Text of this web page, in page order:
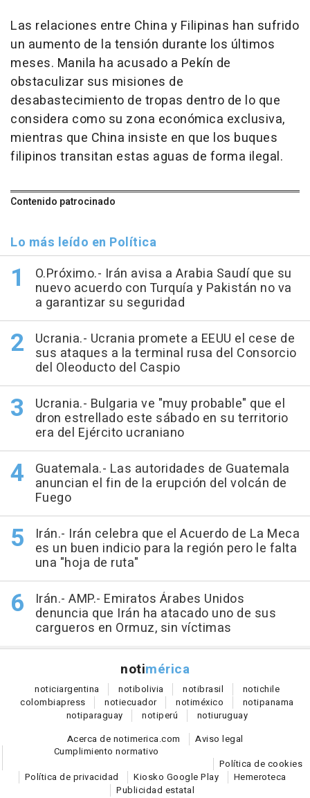
Las relaciones entre China y Filipinas han sufrido
un aumento de la tensión durante los últimos
meses. Manila ha acusado a Pekín de
obstaculizar sus misiones de
desabastecimiento de tropas dentro de lo que
considera como su zona económica exclusiva,
mientras que China insiste en que los buques
filipinos transitan estas aguas de forma ilegal.
Contenido patrocinado
Lo más leído en Política
O.Próximo.- Irán avisa a Arabia Saudí que su
nuevo acuerdo con Turquía y Pakistán no va
a garantizar su seguridad
Ucrania.- Ucrania promete a EEUU el cese de
sus ataques a la terminal rusa del Consorcio
del Oleoducto del Caspio
Ucrania.- Bulgaria ve "muy probable" que el
dron estrellado este sábado en su territorio
era del Ejército ucraniano
Guatemala.- Las autoridades de Guatemala
anuncian el fin de la erupción del volcán de
Fuego
Irán.- Irán celebra que el Acuerdo de La Meca
es un buen indicio para la región pero le falta
una "hoja de ruta"
Irán.- AMP.- Emiratos Árabes Unidos
denuncia que Irán ha atacado uno de sus
cargueros en Ormuz, sin víctimas
notimérica
noticiargentina notibolivia notibrasil notichile
colombiapress notiecuador notiméxico notipanama
notiparaguay notiperú notiuruguay
Acerca de notimerica.com
Aviso legal
Cumplimiento normativo
Política de cookies
Política de privacidad
Kiosko Google Play
Hemeroteca
Publicidad estatal